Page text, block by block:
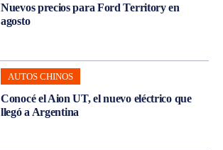
Nuevos precios para Ford Territory en
agosto
AUTOS CHINOS
Conocé el Aion UT, el nuevo eléctrico que
llegó a Argentina